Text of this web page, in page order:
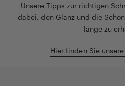
Unsere Tipps zur richtigen
dabei, den Glanz und die
lange zu
Hier finden Sie